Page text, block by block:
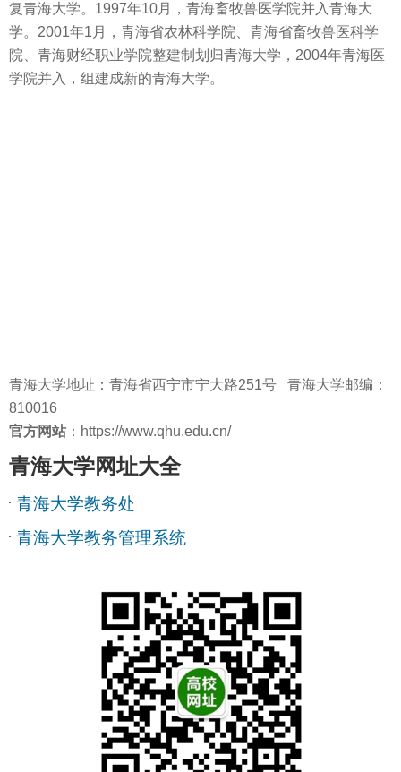
复青海大学。1997年10月，青海畜牧兽医学院并入青海大
学。2001年1月，青海省农林科学院、青海省畜牧兽医科学
院、青海财经职业学院整建制划归青海大学，2004年青海医
学院并入，组建成新的青海大学。
青海大学地址：青海省西宁市宁大路251号 青海大学邮编：
810016
官方网站 ：https://www.qhu.edu.cn/
青海大学网址大全
青海大学教务处
青海大学教务管理系统